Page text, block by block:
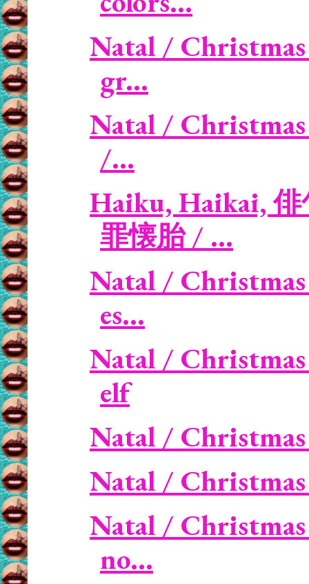
Natal /
gr...
Natal / Christmas
/...
Haiku, Haikai, 俳
罪懐胎 / ...
Natal /
es...
Natal /
elf
Natal / Christmas
Natal /
Natal / Christmas
no...